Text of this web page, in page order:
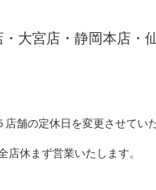
大宮店・静岡本店・
舗の定休日を変更させてい
休まず営業いたします。